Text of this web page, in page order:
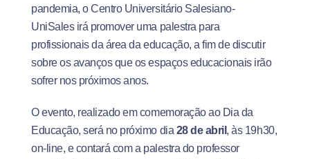
pandemia, o Centro Universitário Salesiano-
UniSales irá promover uma palestra para
profissionais da área da educação, a fim de discutir
sobre os avanços que os espaços educacionais irão
sofrer nos próximos anos.
O evento, realizado em comemoração ao Dia da
Educação, será no próximo dia 28 de abril , às 19h30,
on-line, e contará com a palestra do professor